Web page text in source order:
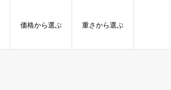
価格から選ぶ 重さから選ぶ